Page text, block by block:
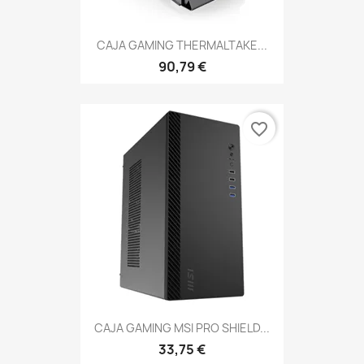
CAJA GAMING THERMALTAKE...
90,79 €
CAJA GAMING MSI PRO SHIELD...
33,75 €
favorite_border